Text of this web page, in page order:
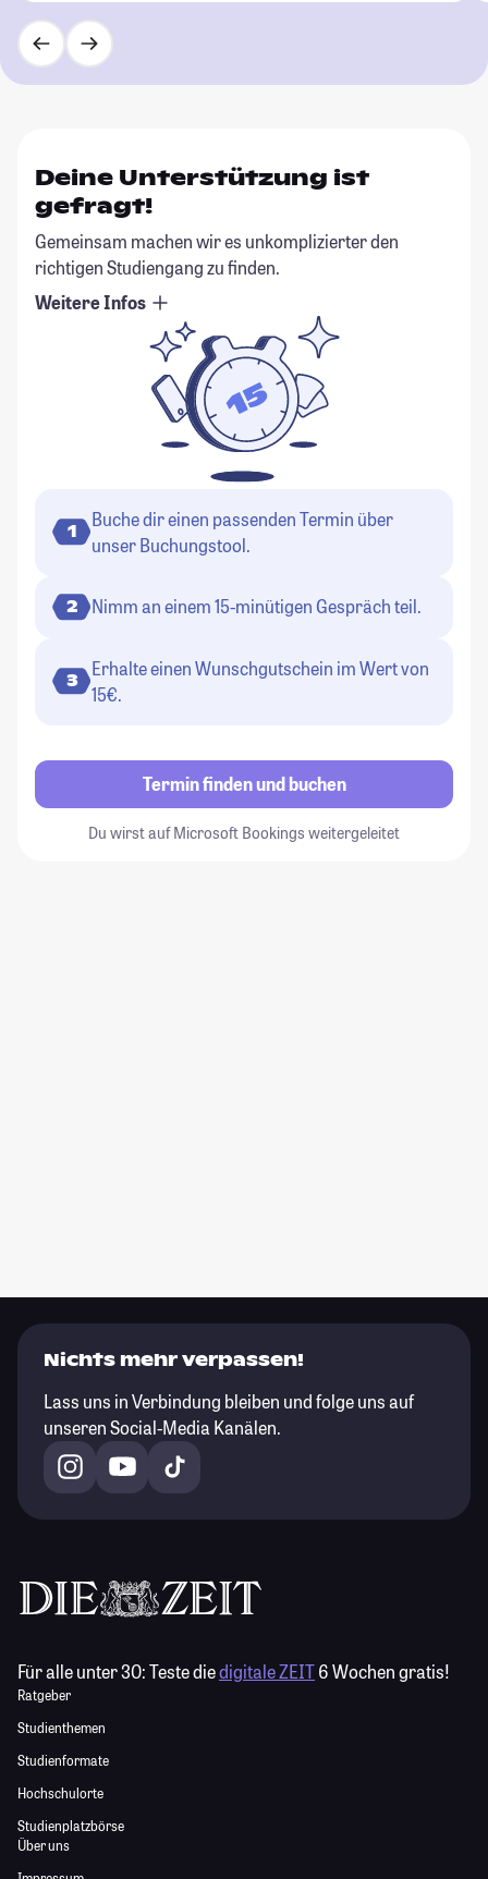
Deine Unterstützung ist
gefragt!
Gemeinsam machen wir es unkomplizierter den
richtigen Studiengang zu finden.
Weitere Infos
1
Buche dir einen passenden Termin über
unser Buchungstool.
2 Nimm an einem 15-minütigen Gespräch teil.
3
Erhalte einen Wunschgutschein im Wert von
15€.
Termin finden und buchen
Du wirst auf Microsoft Bookings weitergeleitet
Nichts mehr verpassen!
Lass uns in Verbindung bleiben und folge uns auf
unseren Social-Media Kanälen.
Für alle unter 30:Teste diedigitale ZEIT6 Wochen gratis!
Ratgeber
Studienthemen
Studienformate
Hochschulorte
Studienplatzbörse
Über uns